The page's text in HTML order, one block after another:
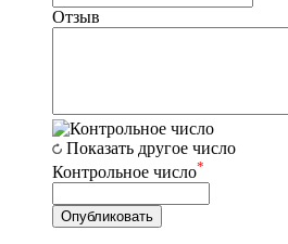
Отзыв
Показать другое число
Контрольное число*